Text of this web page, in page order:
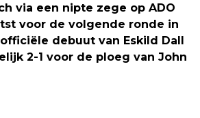
via een nipte zege op ADO
voor de volgende ronde in
debuut van Eskild Dall
2-1 voor de ploeg van John